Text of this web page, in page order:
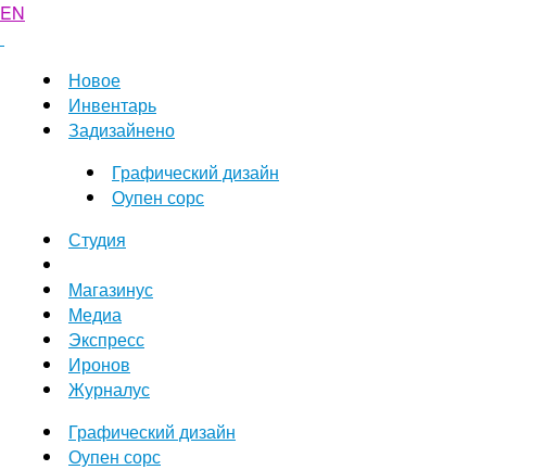
EN
Новое
Инвентарь
Задизайнено
Графический дизайн
Оупен сорс
Студия
Магазинус
Медиа
Экспресс
Иронов
Журналус
Графический дизайн
Оупен сорс